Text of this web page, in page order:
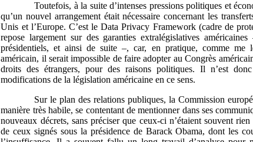
Toutefois, à la suite d’intenses pressions politiques et
qu’un nouvel arrangement était nécessaire concernant les
Unis et l’Europe. C’est le Data Privacy Framework (cadre de
repose largement sur des garanties extralégislatives
présidentiels, et ainsi de suite –, car, en pratique, comme me
américain, il serait impossible de faire adopter au Congrès
droits des étrangers, pour des raisons politiques. Il n’est
modifications de la législation américaine en ce sens.
Sur le plan des relations publiques, la Commission
manière très habile, se contentant de mentionner dans ses
nouveaux décrets, sans préciser que ceux-ci n’étaient souvent
de ceux signés sous la présidence de Barack Obama, dont les